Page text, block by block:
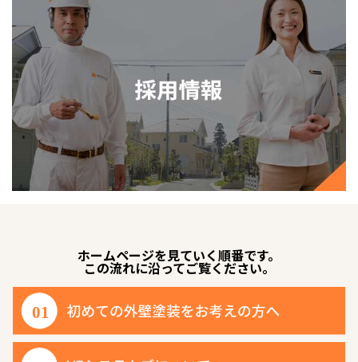
ホームページを見ていく順番です。
この流れに沿ってご覧ください。